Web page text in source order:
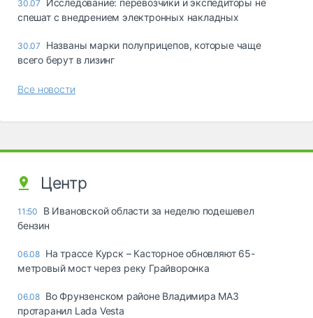
30.07
Исследование: перевозчики и экспедиторы не
спешат с внедрением электронных накладных
30.07
Названы марки полуприцепов, которые чаще
всего берут в лизинг
Все новости
Центр
11:50
В Ивановской области за неделю подешевел
бензин
06.08 На трассе Курск – Касторное обновляют 65-
метровый мост через реку Грайворонка
06.08 Во Фрунзенском районе Владимира МАЗ
протаранил Lada Vesta